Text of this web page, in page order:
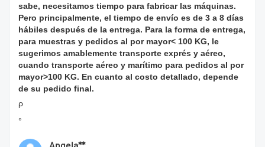
sabe, necesitamos tiempo para fabricar las máquinas.
Pero principalmente, el tiempo de envío es de 3 a 8 días
hábiles después de la entrega. Para la forma de entrega,
para muestras y pedidos al por mayor< 100 KG, le
sugerimos amablemente transporte exprés y aéreo,
cuando transporte aéreo y marítimo para pedidos al por
mayor>100 KG. En cuanto al costo detallado, depende
de su pedido final.
ρ
°
Angela**